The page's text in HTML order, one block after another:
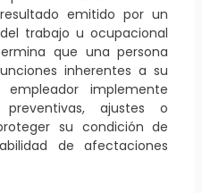
emitido por un
trabajo u ocupacional
que una persona
inherentes a su
implemente
preventivas, ajustes o
su condición de
de afectaciones